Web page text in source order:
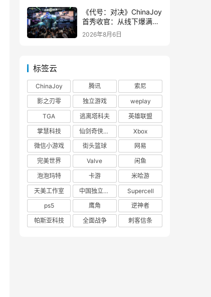
《代号：对决》ChinaJoy
首秀收官：从线下爆满看
见玩家的真实期待
2026年8月6日
标签云
ChinaJoy 腾讯
索尼
影之刃零
独立游戏
weplay
TGA
逃离塔科夫
英雄联盟
掌慧科技
仙剑奇侠传四
Xbox
微信小游戏
街头篮球
网易
完美世界
Valve
闲鱼
泡泡玛特
卡游
米哈游
天美工作室
中国独立游戏联盟
Supercell
ps5
鹰角
逆神者
帕斯亚科技
全面战争 刺客信条